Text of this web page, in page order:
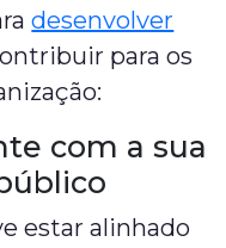
desenvolver
para os
com a sua
estar alinhado